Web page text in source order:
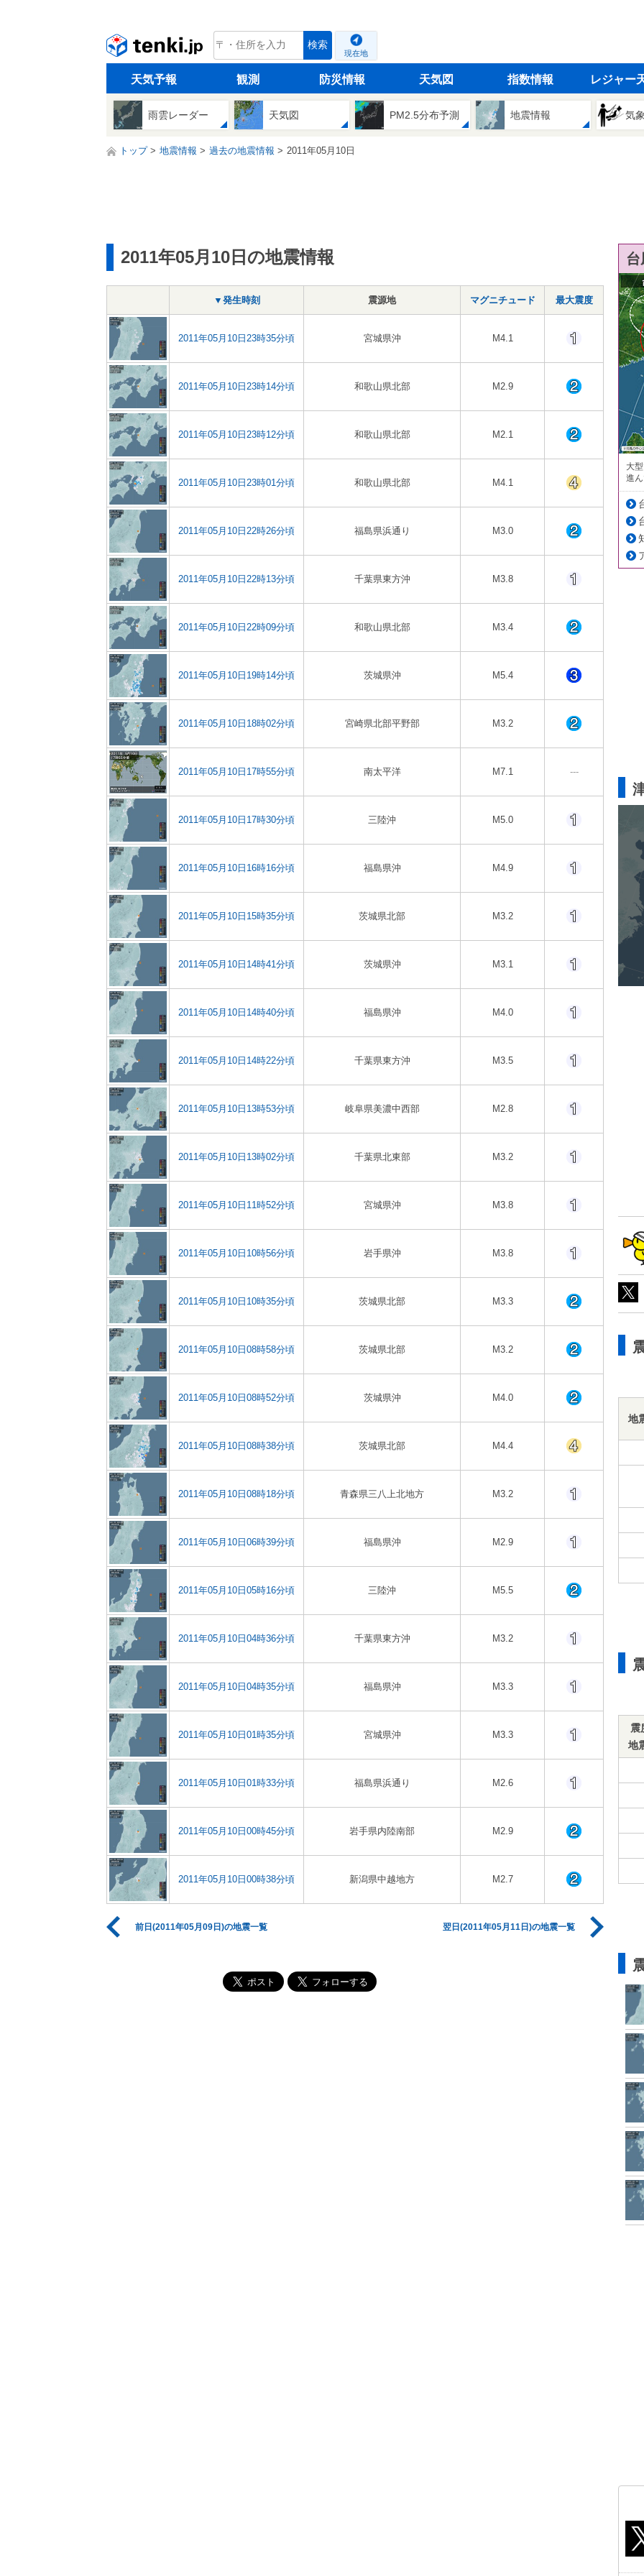
tenki.jp 検索
現在地
天気予報 観測 防災情報 天気図 指数情報 レジャー
雨雲レーダー 天気図 PM2.5分布予測 地震情報 気
トップ 地震情報 過去の地震情報 2011年05月10日
2011年05月10日の地震情報
▼発生時刻 震源地 マグニチュード 最大震度
2011年05月10日23時35分頃 宮城県沖 M4.1
2011年05月10日23時14分頃 和歌山県北部 M2.9
2011年05月10日23時12分頃 和歌山県北部 M2.1
2011年05月10日23時01分頃 和歌山県北部 M4.1
2011年05月10日22時26分頃 福島県浜通り M3.0
2011年05月10日22時13分頃 千葉県東方沖 M3.8
2011年05月10日22時09分頃 和歌山県北部 M3.4
2011年05月10日19時14分頃 茨城県沖 M5.4
2011年05月10日18時02分頃 宮崎県北部平野部 M3.2
2011年05月10日17時55分頃 南太平洋 M7.1 ---
2011年05月10日17時30分頃 三陸沖 M5.0
2011年05月10日16時16分頃 福島県沖 M4.9
2011年05月10日15時35分頃 茨城県北部 M3.2
2011年05月10日14時41分頃 茨城県沖 M3.1
2011年05月10日14時40分頃 福島県沖 M4.0
2011年05月10日14時22分頃 千葉県東方沖 M3.5
2011年05月10日13時53分頃 岐阜県美濃中西部 M2.8
2011年05月10日13時02分頃 千葉県北東部 M3.2
2011年05月10日11時52分頃 宮城県沖 M3.8
2011年05月10日10時56分頃 岩手県沖 M3.8
2011年05月10日10時35分頃 茨城県北部 M3.3
2011年05月10日08時58分頃 茨城県北部 M3.2
2011年05月10日08時52分頃 茨城県沖 M4.0
2011年05月10日08時38分頃 茨城県北部 M4.4
2011年05月10日08時18分頃 青森県三八上北地方 M3.2
2011年05月10日06時39分頃 福島県沖 M2.9
2011年05月10日05時16分頃 三陸沖 M5.5
2011年05月10日04時36分頃 千葉県東方沖 M3.2
2011年05月10日04時35分頃 福島県沖 M3.3
2011年05月10日01時35分頃 宮城県沖 M3.3
2011年05月10日01時33分頃 福島県浜通り M2.6
2011年05月10日00時45分頃 岩手県内陸南部 M2.9
2011年05月10日00時38分頃 新潟県中越地方 M2.7
前日(2011年05月09日)の地震一覧 翌日(2011年05月11日)の地震一覧
大
進
地
震
地